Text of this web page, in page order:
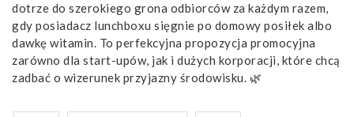
dotrze do szerokiego grona odbiorców za każdym razem,
gdy posiadacz lunchboxu sięgnie po domowy posiłek albo
dawkę witamin. To perfekcyjna propozycja promocyjna
zarówno dla start-upów, jak i dużych korporacji, które chcą
zadbać o wizerunek przyjazny środowisku. 🌿